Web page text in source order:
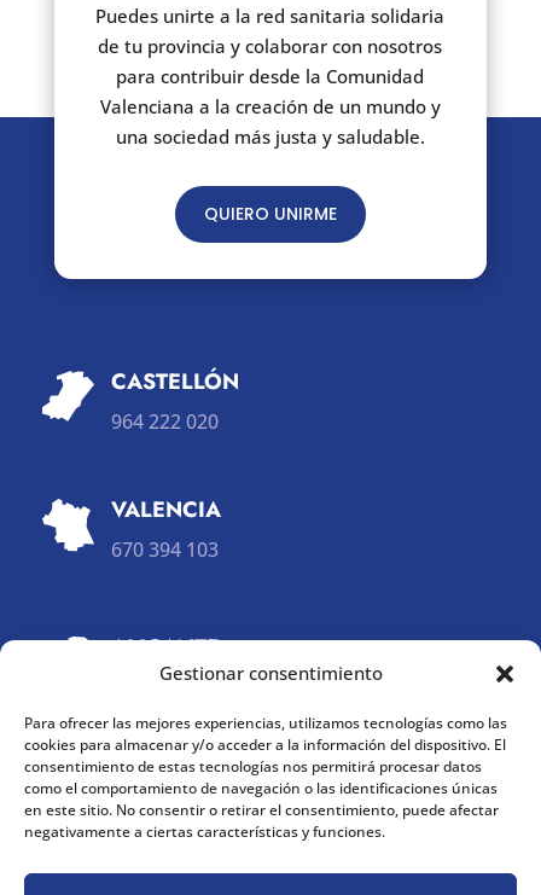
Gestionar consentimiento
Para ofrecer las mejores experiencias, utilizamos tecnologías como las
cookies para almacenar y/o acceder a la información del dispositivo. El
consentimiento de estas tecnologías nos permitirá procesar datos
como el comportamiento de navegación o las identificaciones únicas
en este sitio. No consentir o retirar el consentimiento, puede afectar
negativamente a ciertas características y funciones.
Puedes unirte a la red sanitaria solidaria
de tu provincia y colaborar con nosotros
para contribuir desde la Comunidad
Valenciana a la creación de un mundo y
una sociedad más justa y saludable.
QUIERO UNIRME
CASTELLÓN
964 222 020
VALENCIA
670 394 103
ALICANTE
965 650 487
660 575 104
 E-MAIL
xarxes.sanitaries.solidaries@gmail.com